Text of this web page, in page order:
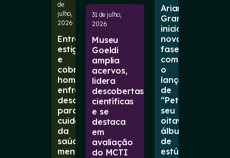
de
julho,
2026
Entre
estigmas
e
cobranças,
homens
enfrentam
desafios
para
cuidar
da
saúde
mental
31 de julho,
2026
Museu
Goeldi
amplia
acervos,
lidera
descobertas
científicas
e se
destaca
em
avaliação
do MCTI
Ariana
Grande
inicia
nova
fase
com
o
lançamento
de
“Petal”,
seu
oitavo
álbum
de
estúdio